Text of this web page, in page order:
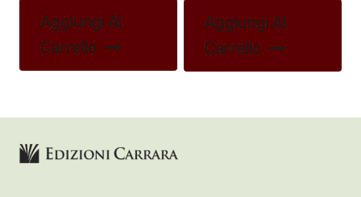
Aggiungi Al
Carrello
Aggiungi Al
Carrello